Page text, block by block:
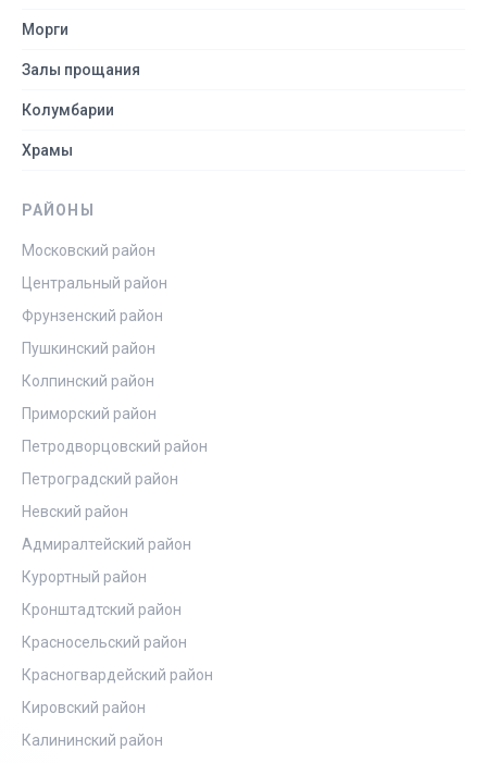
Морги
Залы прощания
Колумбарии
Храмы
РАЙОНЫ
Московский район
Центральный район
Фрунзенский район
Пушкинский район
Колпинский район
Приморский район
Петродворцовский район
Петроградский район
Невский район
Адмиралтейский район
Курортный район
Кронштадтский район
Красносельский район
Красногвардейский район
Кировский район
Калининский район